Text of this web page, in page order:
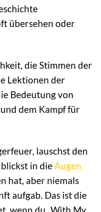
übersehen oder
die Stimmen der
Lektionen der
Bedeutung von
dem Kampf für
lauschst den
in dieAugen
hat, aber niemals
aufgab. Das ist die
wenn du „With My